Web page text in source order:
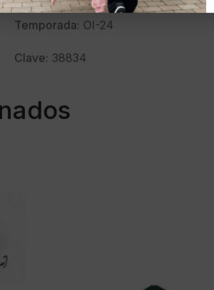
Temporada: OI-24
Clave: 38834